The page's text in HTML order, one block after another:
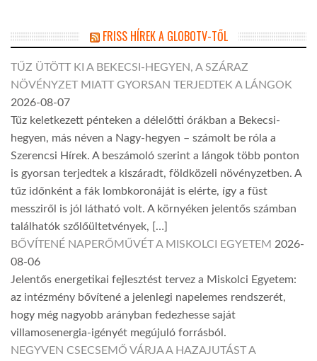
FRISS HÍREK A GLOBOTV-TŐL
TŰZ ÜTÖTT KI A BEKECSI-HEGYEN, A SZÁRAZ
NÖVÉNYZET MIATT GYORSAN TERJEDTEK A LÁNGOK
2026-08-07
Tűz keletkezett pénteken a délelőtti órákban a Bekecsi-
hegyen, más néven a Nagy-hegyen – számolt be róla a
Szerencsi Hírek. A beszámoló szerint a lángok több ponton
is gyorsan terjedtek a kiszáradt, földközeli növényzetben. A
tűz időnként a fák lombkoronáját is elérte, így a füst
messziről is jól látható volt. A környéken jelentős számban
találhatók szőlőültetvények, […]
BŐVÍTENÉ NAPERŐMŰVÉT A MISKOLCI EGYETEM 2026-
08-06
Jelentős energetikai fejlesztést tervez a Miskolci Egyetem:
az intézmény bővítené a jelenlegi napelemes rendszerét,
hogy még nagyobb arányban fedezhesse saját
villamosenergia-igényét megújuló forrásból.
NEGYVEN CSECSEMŐ VÁRJA A HAZAJUTÁST A